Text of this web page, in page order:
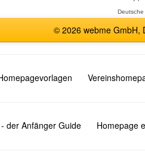
© 2026 webme GmbH,
der Anfänger Guide Homepage